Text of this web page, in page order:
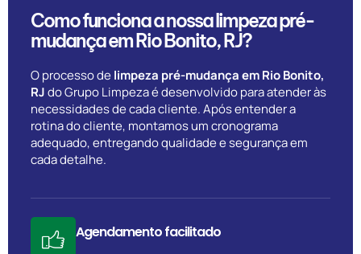
Como funciona a nossa limpeza pré-
mudança em Rio Bonito, RJ?
O processo de limpeza pré-mudança em Rio Bonito,
RJdo Grupo Limpeza é desenvolvido para atender às
necessidades de cada cliente. Após entender a
rotina do cliente, montamos um cronograma
adequado, entregando qualidade e segurança em
cada detalhe.
Agendamento facilitado